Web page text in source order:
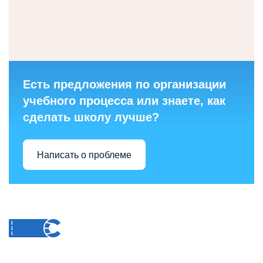
Есть предложения по организации
учебного процесса или знаете, как
сделать школу лучше?
Написать о проблеме